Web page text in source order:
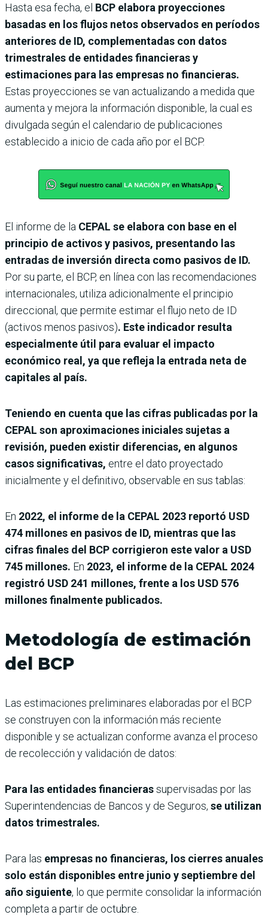
Hasta esa fecha, el BCP elabora proyecciones
basadas en los flujos netos observados en períodos
anteriores de ID, complementadas con datos
trimestrales de entidades financieras y
estimaciones para las empresas no financieras.
Estas proyecciones se van actualizando a medida que
aumenta y mejora la información disponible, la cual es
divulgada según el calendario de publicaciones
establecido a inicio de cada año por el BCP.
El informe de la CEPAL se elabora con base en el
principio de activos y pasivos, presentando las
entradas de inversión directa como pasivos de ID.
Por su parte, el BCP, en línea con las recomendaciones
internacionales, utiliza adicionalmente el principio
direccional, que permite estimar el flujo neto de ID
(activos menos pasivos). Este indicador resulta
especialmente útil para evaluar el impacto
económico real, ya que refleja la entrada neta de
capitales al país.
Teniendo en cuenta que las cifras publicadas por la
CEPAL son aproximaciones iniciales sujetas a
revisión, pueden existir diferencias, en algunos
casos significativas, entre el dato proyectado
inicialmente y el definitivo, observable en sus tablas:
En 2022, el informe de la CEPAL 2023 reportó USD
474 millones en pasivos de ID, mientras que las
cifras finales del BCP corrigieron este valor a USD
745 millones. En 2023, el informe de la CEPAL 2024
registró USD 241 millones, frente a los USD 576
millones finalmente publicados.
Metodología de estimación
del BCP
Las estimaciones preliminares elaboradas por el BCP
se construyen con la información más reciente
disponible y se actualizan conforme avanza el proceso
de recolección y validación de datos:
Para las entidades financierassupervisadas por las
Superintendencias de Bancos y de Seguros, se utilizan
datos trimestrales.
Para las empresas no financieras, los cierres anuales
solo están disponibles entre junio y septiembre del
año siguiente, lo que permite consolidar la información
completa a partir de octubre.